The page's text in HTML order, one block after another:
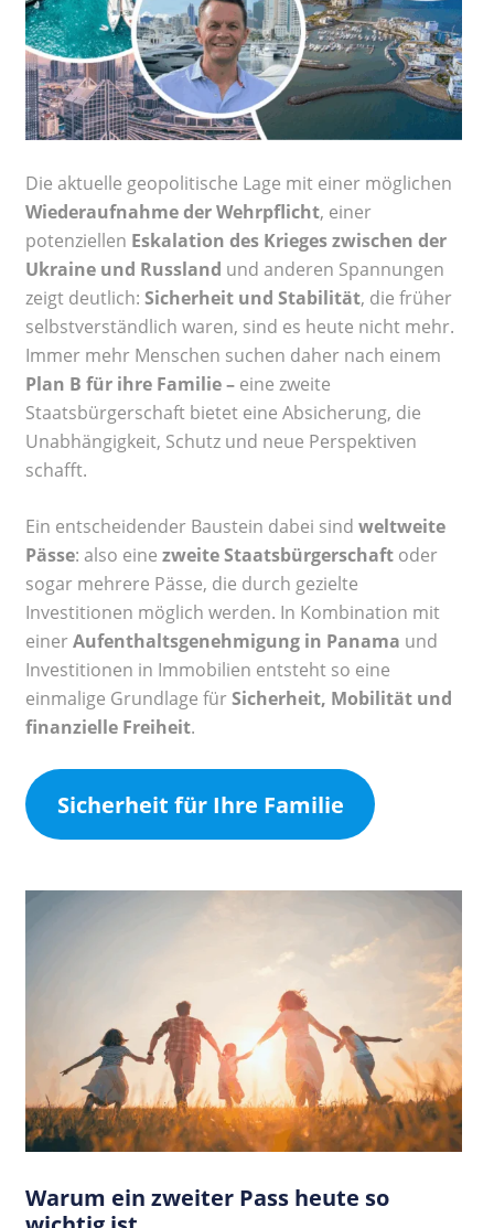
Die aktuelle geopolitische Lage mit einer möglichen
Wiederaufnahme der Wehrpflicht, einer
potenziellen Eskalation des Krieges zwischen der
Ukraine und Russland und anderen Spannungen
zeigt deutlich: Sicherheit und Stabilität, die früher
selbstverständlich waren, sind es heute nicht mehr.
Immer mehr Menschen suchen daher nach einem
Plan B für ihre Familie – eine zweite
Staatsbürgerschaft bietet eine Absicherung, die
Unabhängigkeit, Schutz und neue Perspektiven
schafft.
Ein entscheidender Baustein dabei sind weltweite
Pässe: also eine zweite Staatsbürgerschaft oder
sogar mehrere Pässe, die durch gezielte
Investitionen möglich werden. In Kombination mit
einerAufenthaltsgenehmigung in Panama und
Investitionen in Immobilien entsteht so eine
einmalige Grundlage fürSicherheit, Mobilität und
finanzielle Freiheit.
Sicherheit für Ihre Familie
Warum ein zweiter Pass heute so